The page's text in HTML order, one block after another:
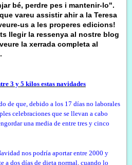
bé, perdre pes i mantenir-lo".
vareu assistir ahir a la Teresa
us a les properes edicions!
llegir la ressenya al nostre blog
la xerrada completa al
3 y 5 kilos estas navidades
de que, debido a los 17 días no laborales
celebraciones que se llevan a cabo
una media de entre tres y cinco
nos podría aportar entre 2000 y
a dos días de dieta normal, cuando lo